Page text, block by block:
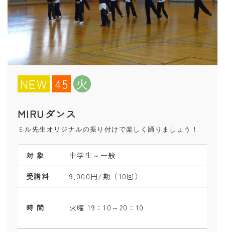
NEW 45 火
MIRUダンス
ミル先生オリジナルの振り付けで楽しく踊りましょう！
対 象 中学生～一般
受講料 9,000円/期（10回）
時 間 火曜 19：10～20：10